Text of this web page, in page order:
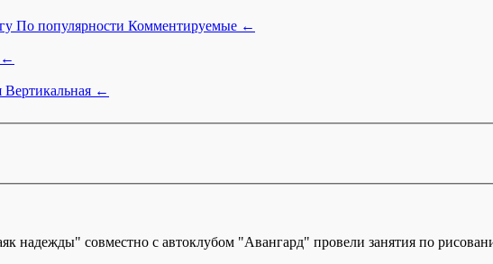
По популярности Комментируемые ←
←
Вертикальная ←
надежды" совместно с автоклубом "Авангард" провели занятия по